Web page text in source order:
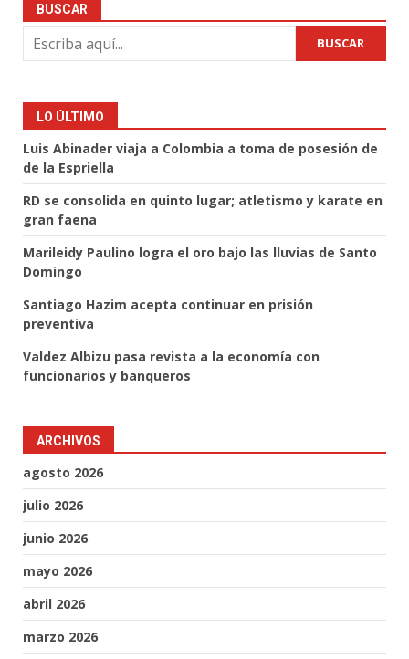
BUSCAR
BUSCAR
LO ÚLTIMO
Luis Abinader viaja a Colombia a toma de posesión de
de la Espriella
RD se consolida en quinto lugar; atletismo y karate en
gran faena
Marileidy Paulino logra el oro bajo las lluvias de Santo
Domingo
Santiago Hazim acepta continuar en prisión
preventiva
Valdez Albizu pasa revista a la economía con
funcionarios y banqueros
ARCHIVOS
agosto 2026
julio 2026
junio 2026
mayo 2026
abril 2026
marzo 2026